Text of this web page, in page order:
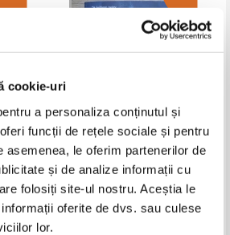
cookie-uri
a personaliza conținutul și
funcții de rețele sociale și pentru
asemenea, le oferim partenerilor de
și de analize informații cu
folosiți site-ul nostru. Aceștia le
oferite de dvs. sau culese
lor.
of
6.
E. Lockhart - Genuine fraud
Pret:35,00Lei 17,50 Lei
Adaugă în coș